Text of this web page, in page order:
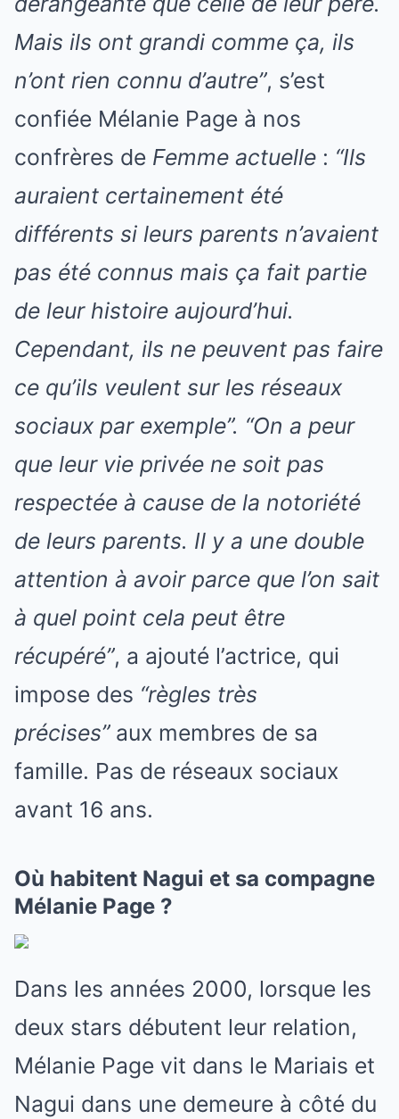
Mais ils ont grandi comme ça, ils
n’ont rien connu d’autre”, s’est
confiée Mélanie Page à nos
confrères de Femme actuelle : “Ils
auraient certainement été
différents si leurs parents n’avaient
pas été connus mais ça fait partie
de leur histoire aujourd’hui.
Cependant, ils ne peuvent pas faire
ce qu’ils veulent sur les réseaux
sociaux par exemple”. “On a peur
que leur vie privée ne soit pas
respectée à cause de la notoriété
de leurs parents. Il y a une double
attention à avoir parce que l’on sait
à quel point cela peut être
récupéré”, a ajouté l’actrice, qui
impose des “règles très
précises” aux membres de sa
famille. Pas de réseaux sociaux
avant 16 ans.
Où habitent Nagui et sa compagne
Mélanie Page ?
Dans les années 2000, lorsque les
deux stars débutent leur relation,
Mélanie Page vit dans le Mariais et
Nagui dans une demeure à côté du